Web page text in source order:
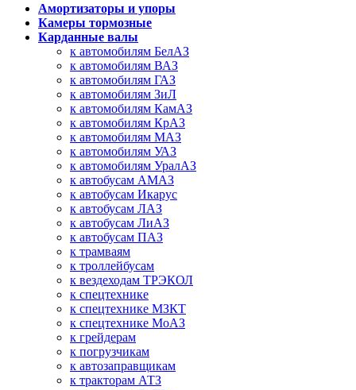
Амортизаторы и упоры
Камеры тормозные
Карданные валы
к автомобилям БелАЗ
к автомобилям ВАЗ
к автомобилям ГАЗ
к автомобилям ЗиЛ
к автомобилям КамАЗ
к автомобилям КрАЗ
к автомобилям МАЗ
к автомобилям УАЗ
к автомобилям УралАЗ
к автобусам АМАЗ
к автобусам Икарус
к автобусам ЛАЗ
к автобусам ЛиАЗ
к автобусам ПАЗ
к трамваям
к троллейбусам
к вездеходам ТРЭКОЛ
к спецтехнике
к спецтехнике МЗКТ
к спецтехнике МоАЗ
к грейдерам
к погрузчикам
к автозаправщикам
к тракторам АТЗ